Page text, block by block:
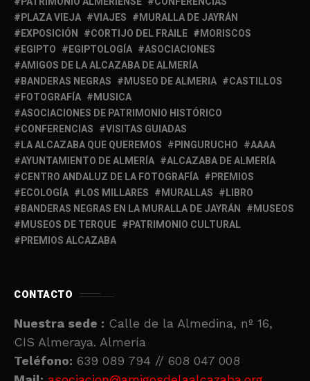
PLAZA VIEJA
VIAJES
MURALLA DE JAYRÁN
EXPOSICIÓN
CORTIJO DEL FRAILE
MORISCOS
EGIPTO
EGIPTOLOGÍA
ASOCIACIONES
AMIGOS DE LA ALCAZABA DE ALMERÍA
BANDERAS NEGRAS
MUSEO DE ALMERIA
CASTILLOS
FOTOGRAFÍA
MUSICA
ASOCIACIONES DE PATRIMONIO HISTÓRICO
CONFERENCIAS
VISITAS GUIADAS
LA ALCAZABA QUE QUEREMOS
PINGURUCHO
AAAA
AYUNTAMIENTO DE ALMERÍA
ALCAZABA DE ALMERÍA
CENTRO ANDALUZ DE LA FOTOGRAFÍA
PREMIOS
ECOLOGÍA
LOS MILLARES MURALLAS
LIBRO
BANDERAS NEGRAS EN LA MURALLA DE JAYRÁN
MUSEOS
MUSEOS DE TERQUE
PATRIMONIO CULTURAL
PREMIOS ALCAZABA
CONTACTO
Nuestra sede : Calle de la Almedina, nº 16,
CIS Almeraya. Almería
Teléfono: 639 089 794 // 608 047 008